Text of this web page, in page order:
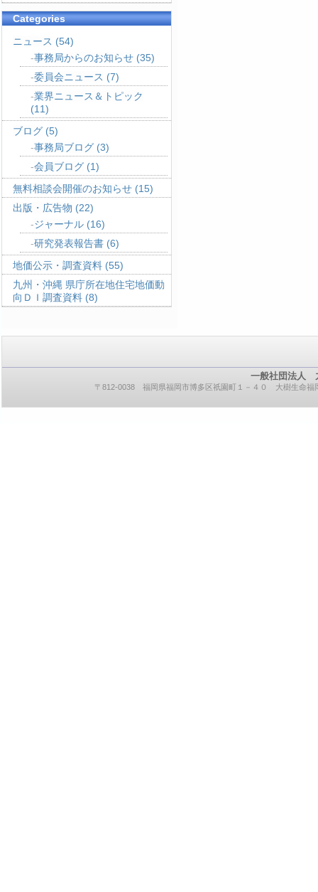
Categories
ニュース (54)
事務局からのお知らせ (35)
委員会ニュース (7)
業界ニュース＆トピック
(11)
ブログ (5)
事務局ブログ (3)
会員ブログ (1)
無料相談会開催のお知らせ (15)
出版・広告物 (22)
ジャーナル (16)
研究発表報告書 (6)
地価公示・調査資料 (55)
九州・沖縄 県庁所在地住宅地価動
向ＤＩ調査資料 (8)
一般社団法人
〒812-0038 福岡県福岡市博多区祇園町１－４０ 大樹生命